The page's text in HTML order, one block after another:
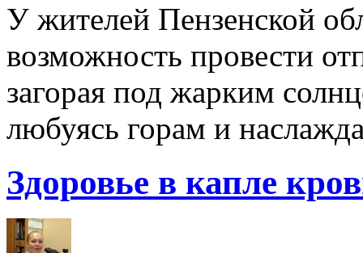
У жителей Пензенской
возможность провести
загорая под жарким
любуясь горам и
Здоровье в капле